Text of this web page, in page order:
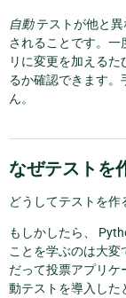
自動テストが他と異
されることです。
リに変更を加える
るか確認できます
ん。
なぜテストを
どうしてテストを作
もしかしたら、
ことを学ぶのは大変
だって投票アプリケ
動テストを導入した